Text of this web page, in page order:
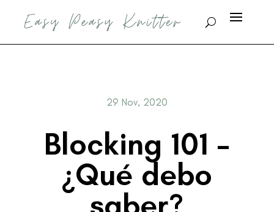
29 Nov, 2020
Blocking 101 –
¿Qué debo